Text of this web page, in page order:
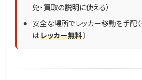
免・買取の説明に使える）
安全な場所でレッカー移動を手配
はレッカー無料）